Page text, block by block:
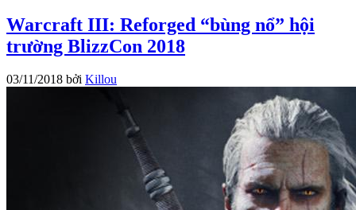
Warcraft III: Reforged “bùng nổ” hội
trường BlizzCon 2018
03/11/2018 bởi Killou